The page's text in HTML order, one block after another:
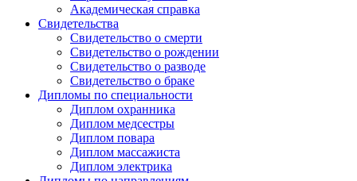
Академическая справка
Свидетельства
Свидетельство о смерти
Свидетельство о рождении
Свидетельство о разводе
Свидетельство о браке
Дипломы по специальности
Диплом охранника
Диплом медсестры
Диплом повара
Диплом массажиста
Диплом электрика